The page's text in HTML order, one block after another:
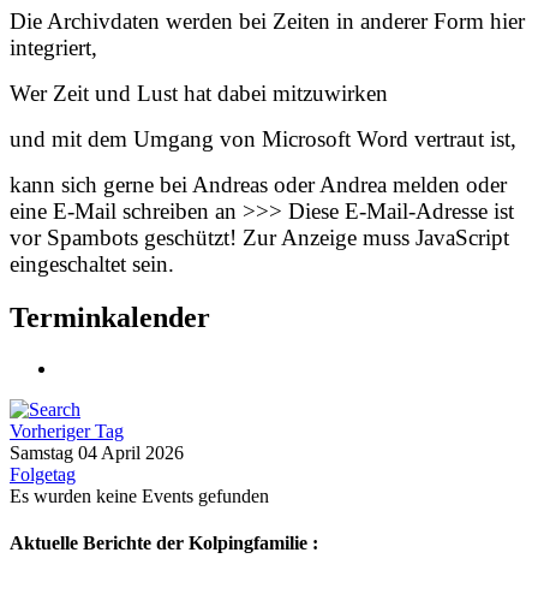
Die Archivdaten werden bei Zeiten in anderer Form hier
integriert,
Wer Zeit und Lust hat dabei mitzuwirken
und mit dem Umgang von Microsoft Word vertraut ist,
kann sich gerne bei Andreas oder Andrea melden oder
eine E-Mail schreiben an >>> Diese E-Mail-Adresse ist
vor Spambots geschützt! Zur Anzeige muss JavaScript
eingeschaltet sein.
Terminkalender
Vorheriger Tag
Samstag 04 April 2026
Folgetag
Es wurden keine Events gefunden
Aktuelle Berichte der Kolpingfamilie :